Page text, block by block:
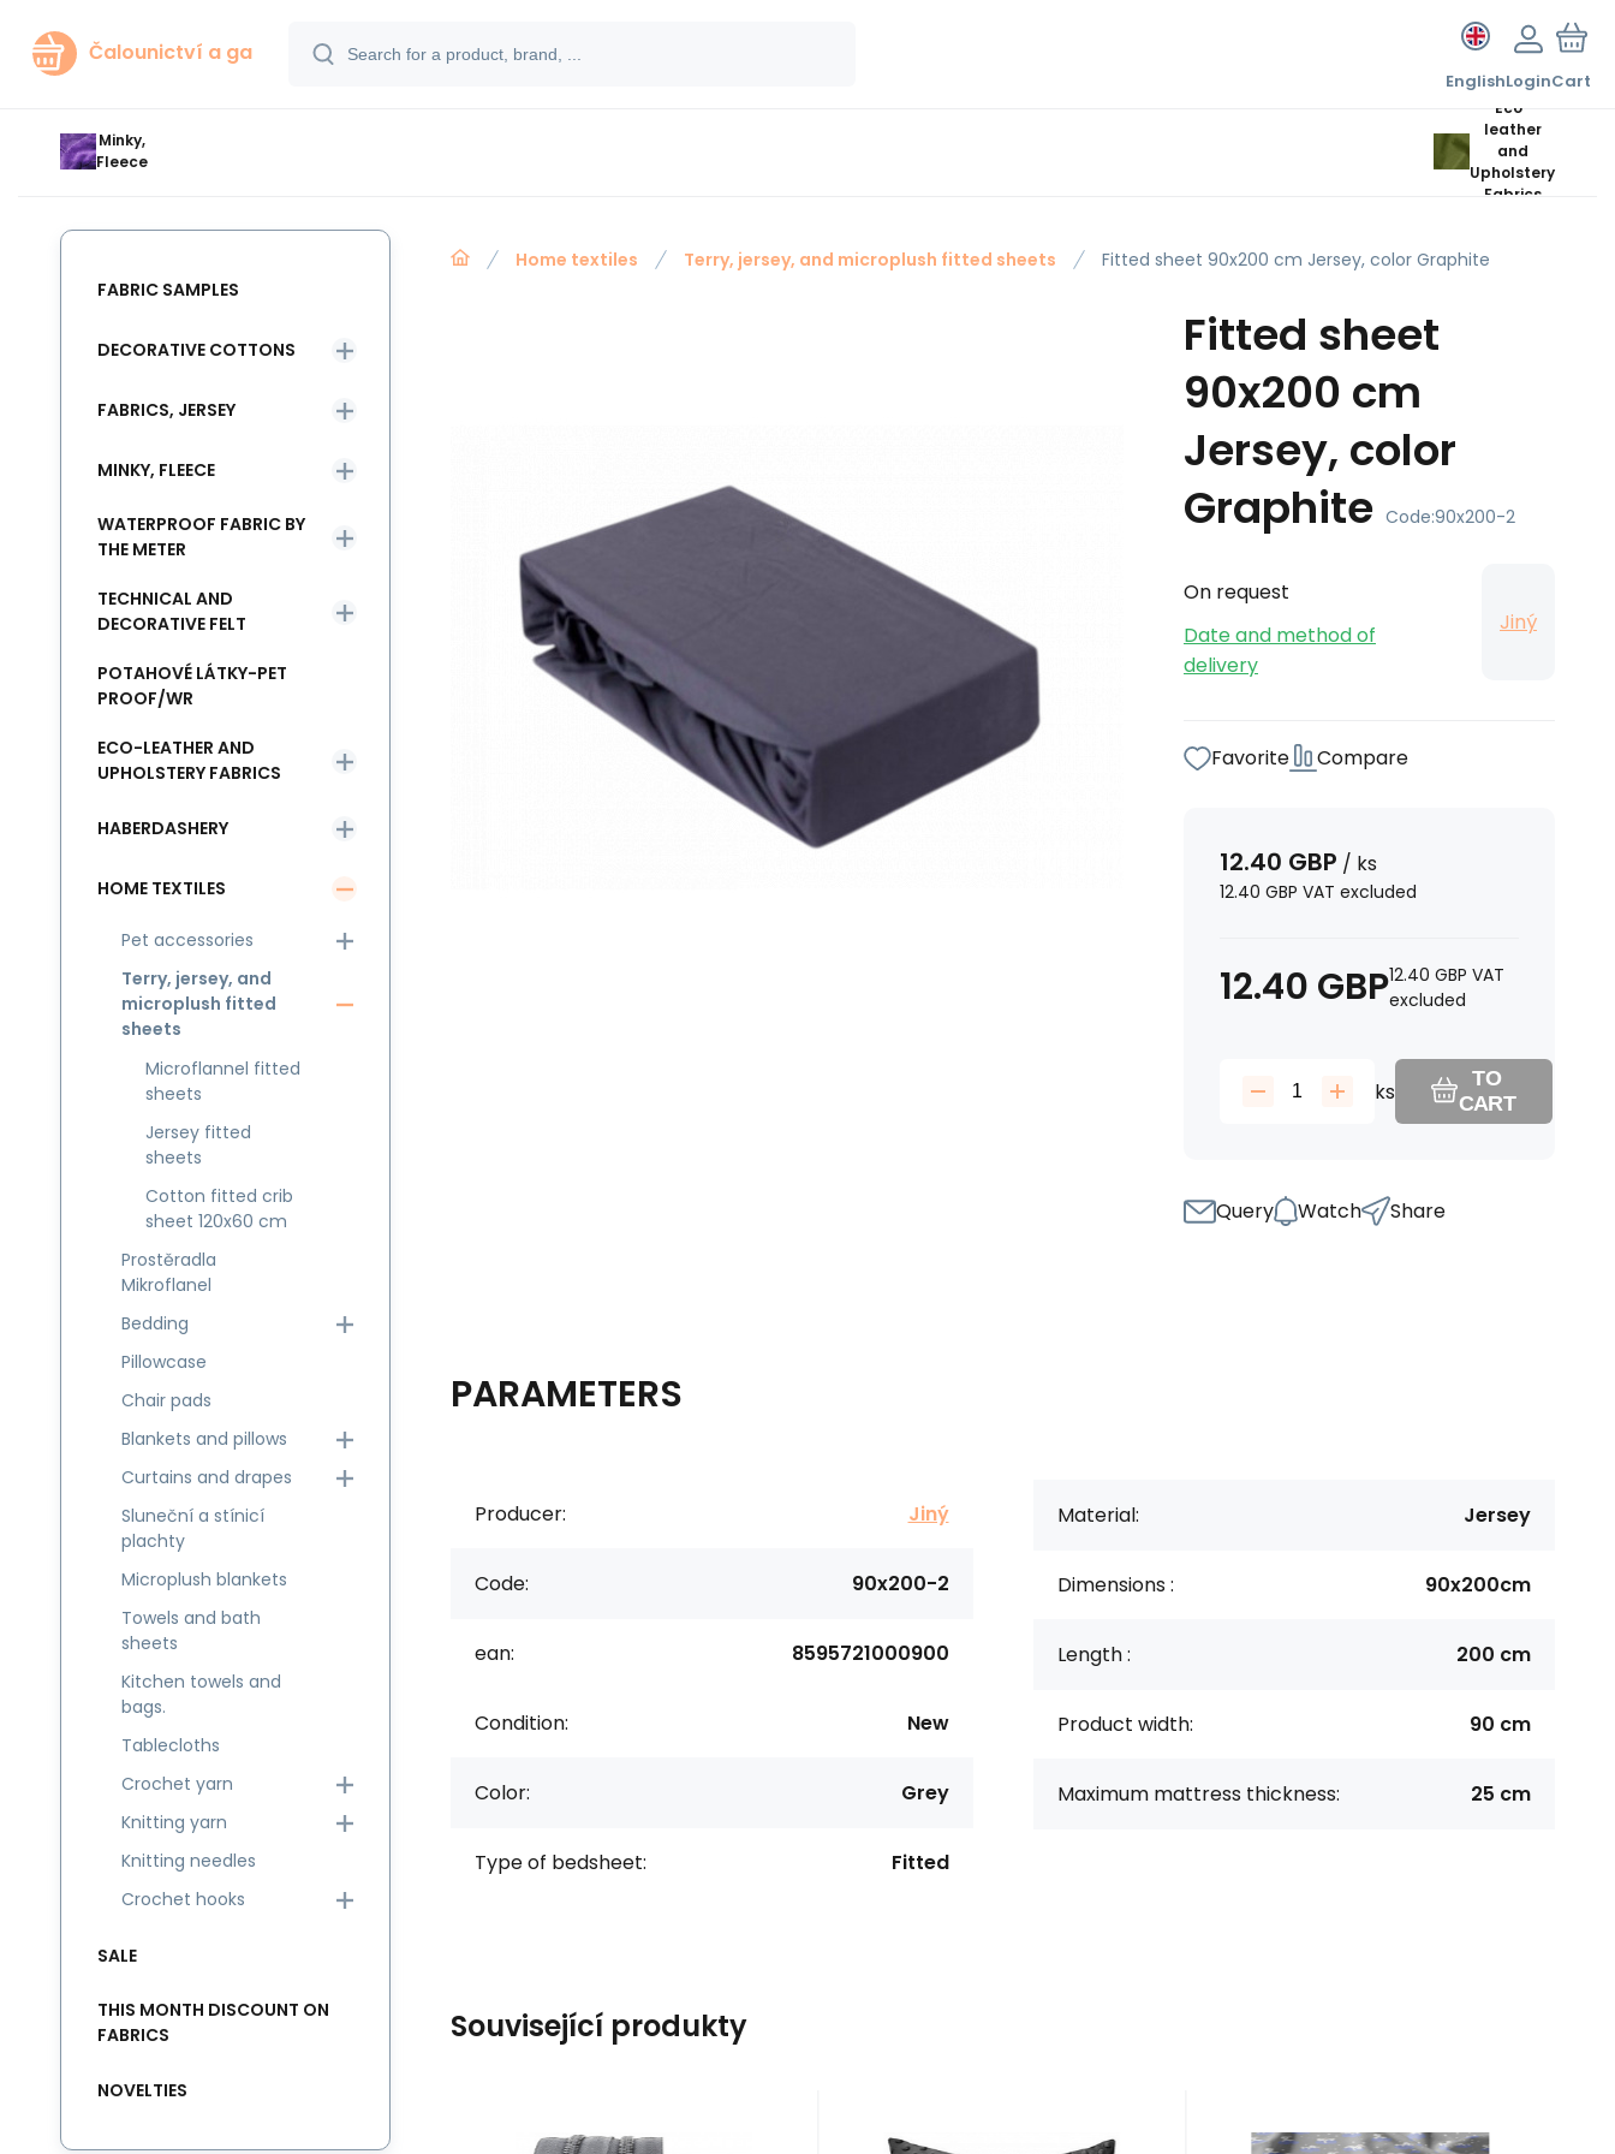
Čalounictví a ga
EnglishLoginCart
Minky,
Fleece
Eco-
leather
and
Upholstery
Fabrics
Home textiles Terry, jersey, and microplush fitted sheets Fitted sheet 90x200 cm Jersey, color Graphite
Fitted sheet
90x200 cm
Jersey, color
Graphite Code:90x200-2
On request
Date and method of
delivery
Jiný
Favorite Compare
12.40 GBP / ks
12.40 GBP VAT excluded
12.40 GBP12.40 GBP VAT
excluded
ks
TO
CART
Query Watch Share
PARAMETERS
Producer: Jiný
Code: 90x200-2
ean: 8595721000900
Condition: New
Color: Grey
Type of bedsheet: Fitted
Material: Jersey
Dimensions : 90x200cm
Length : 200 cm
Product width: 90 cm
Maximum mattress thickness: 25 cm
Související produkty
NEWCode:FLOWERSKT-1779
EAN:8595721062595 Code:ZIP-5-312
EAN:8595721020656 Code: POVLAK-34
EAN: 8595721062212 Code:ANIMALKT-047
EAN:8595721011005
FABRIC SAMPLES
DECORATIVE COTTONS
FABRICS, JERSEY
MINKY, FLEECE
WATERPROOF FABRIC BY
THE METER
TECHNICAL AND
DECORATIVE FELT
POTAHOVÉ LÁTKY-PET
PROOF/WR
ECO-LEATHER AND
UPHOLSTERY FABRICS
HABERDASHERY
HOME TEXTILES
Pet accessories
Terry, jersey, and
microplush fitted
sheets
Microflannel fitted
sheets
Jersey fitted
sheets
Cotton fitted crib
sheet 120x60 cm
Prostěradla
Mikroflanel
Bedding
Pillowcase
Chair pads
Blankets and pillows
Curtains and drapes
Sluneční a stínicí
plachty
Microplush blankets
Towels and bath
sheets
Kitchen towels and
bags.
Tablecloths
Crochet yarn
Knitting yarn
Knitting needles
Crochet hooks
SALE
THIS MONTH DISCOUNT ON
FABRICS
NOVELTIES